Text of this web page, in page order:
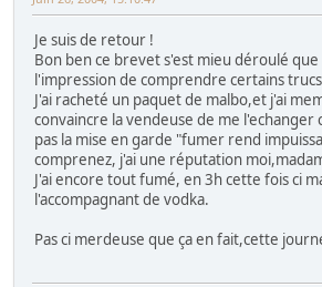
Je suis de retour !
Bon ben ce brevet s'est mieu déroulé
l'impression de comprendre certains
J'ai racheté un paquet de malbo,et j'ai
convaincre la vendeuse de me l'echanger
pas la mise en garde "fumer rend
comprenez, j'ai une réputation
J'ai encore tout fumé, en 3h cette fois ci
l'accompagnant de vodka.
Pas ci merdeuse que ça en fait,cette